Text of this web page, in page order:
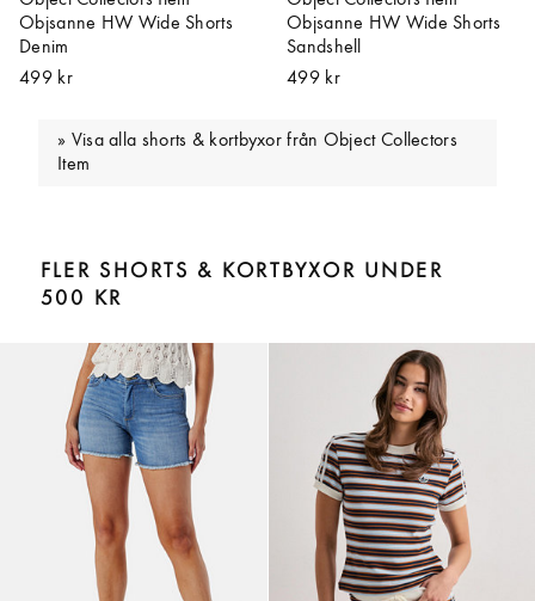
Objsanne HW Wide Shorts
Denim
499 kr
Objsanne HW Wide Shorts
Sandshell
499 kr
Visa alla shorts & kortbyxor från Object Collectors
Item
FLER SHORTS & KORTBYXOR UNDER
500 KR